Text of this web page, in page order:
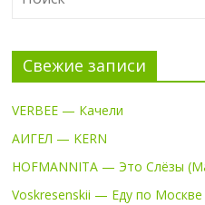
Свежие записи
VERBEE — Качели
АИГЕЛ — KERN
HOFMANNITA — Это Слёзы
Voskresenskii — Еду по Москве